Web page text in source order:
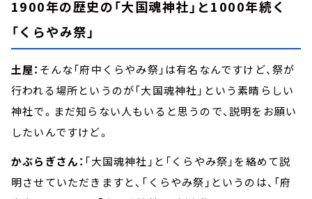
1900年の歴史の「大国魂神社」と1000年続く
「くらやみ祭」
土屋： そんな「府中くらやみ祭」は有名なんですけど、祭が
行われる場所というのが「大国魂神社」という素晴らしい
神社で。まだ知らない人もいると思うので、説明をお願い
したいんですけど。
かぶらぎさん： 「大国魂神社」と「くらやみ祭」を絡めて説
明させていただきますと、「くらやみ祭」というのは、「府